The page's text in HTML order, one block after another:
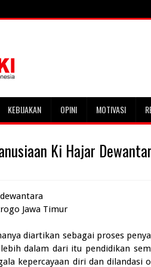
KEBIJAKAN OPINI MOTIVASI
Ki Hajar
Jawa Timur
diartikan sebagai proses
dalam dari itu pendidikan
kepercayaan diri dan dilandasi